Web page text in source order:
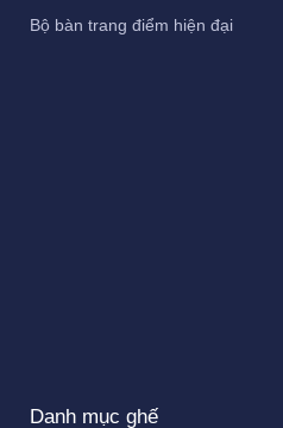
Bộ bàn trang điểm hiện đại
Danh mục ghế